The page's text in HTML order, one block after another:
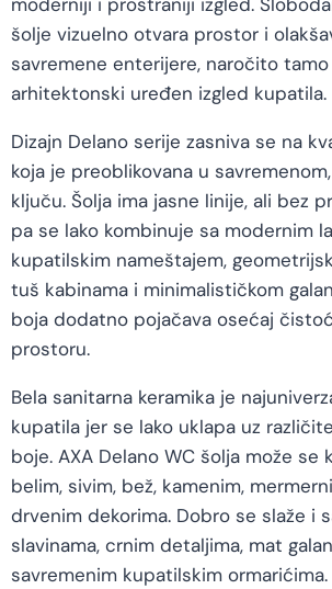
moderniji i prostraniji izgled.
šolje vizuelno otvara prostor i
savremene enterijere, naročito
arhitektonski uređen izgled kupatila.
Dizajn Delano serije zasniva se na
koja je preoblikovana u
ključu. Šolja ima jasne linije, ali bez
pa se lako kombinuje sa modernim
kupatilskim nameštajem,
tuš kabinama i minimalističkom
boja dodatno pojačava osećaj
prostoru.
Bela sanitarna keramika je
kupatila jer se lako uklapa uz
boje. AXA Delano WC šolja može se
belim, sivim, bež, kamenim,
drvenim dekorima. Dobro se slaže i
slavinama, crnim detaljima, mat
savremenim kupatilskim ormarićima.